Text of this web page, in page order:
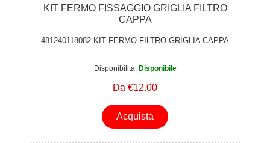
KIT FERMO FISSAGGIO GRIGLIA FILTRO
CAPPA
481240118082 KIT FERMO FILTRO GRIGLIA CAPPA
Disponibilità: Disponibile
Da €12.00
Acquista